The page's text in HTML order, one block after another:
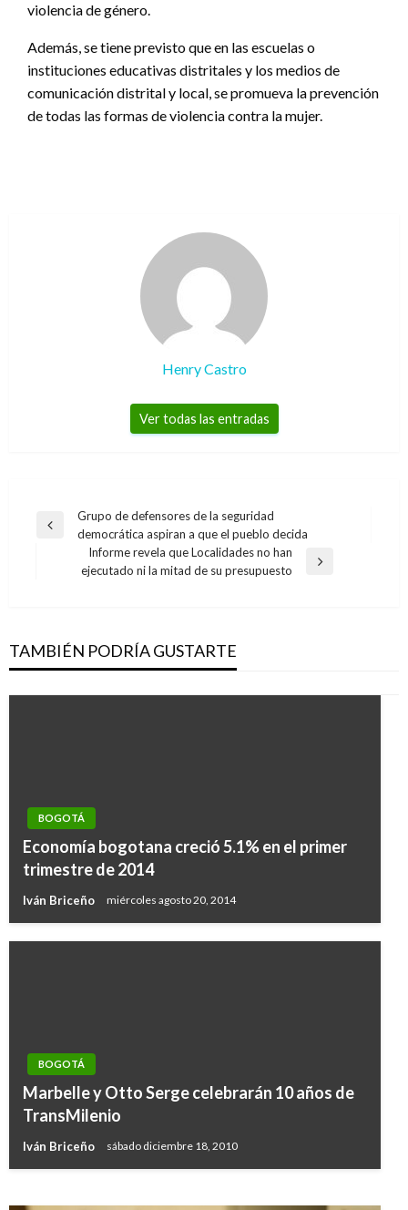
violencia de género.
Además, se tiene previsto que en las escuelas o
instituciones educativas distritales y los medios de
comunicación distrital y local, se promueva la prevención
de todas las formas de violencia contra la mujer.
Henry Castro
Ver todas las entradas
Navegación
entradas
Entrada
Grupo de defensores de la seguridad
democrática aspiran a que el pueblo decida
Entrada
Informe revela que Localidades no han
ejecutado ni la mitad de su presupuesto
TAMBIÉN PODRÍA GUSTARTE
BOGOTÁ
Economía bogotana creció 5.1% en el primer
trimestre de 2014
Iván Briceño miércoles agosto 20, 2014
BOGOTÁ
Marbelle y Otto Serge celebrarán 10 años de
TransMilenio
Iván Briceño sábado diciembre 18, 2010
Luis Carlos Leal, segundo vicepresidente del